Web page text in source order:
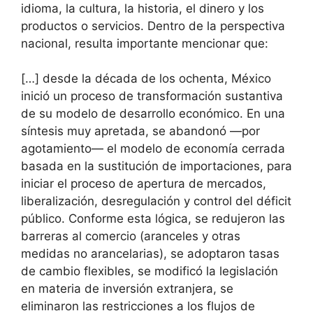
idioma, la cultura, la historia, el dinero y los
productos o servicios. Dentro de la perspectiva
nacional, resulta importante mencionar que:
[…] desde la década de los ochenta, México
inició un proceso de transformación sustantiva
de su modelo de desarrollo económico. En una
síntesis muy apretada, se abandonó —por
agotamiento— el modelo de economía cerrada
basada en la sustitución de importaciones, para
iniciar el proceso de apertura de mercados,
liberalización, desregulación y control del déficit
público. Conforme esta lógica, se redujeron las
barreras al comercio (aranceles y otras
medidas no arancelarias), se adoptaron tasas
de cambio flexibles, se modificó la legislación
en materia de inversión extranjera, se
eliminaron las restricciones a los flujos de